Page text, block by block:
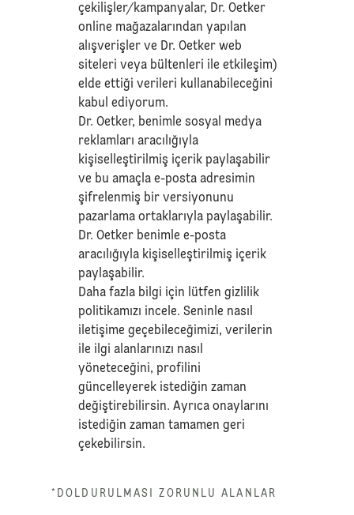
çekilişler/kampanyalar, Dr. Oetker
online mağazalarından yapılan
alışverişler ve Dr. Oetker web
siteleri veya bültenleri ile etkileşim)
elde ettiği verileri kullanabileceğini
kabul ediyorum.
Dr. Oetker, benimle sosyal medya
reklamları aracılığıyla
kişiselleştirilmiş içerik paylaşabilir
ve bu amaçla e-posta adresimin
şifrelenmiş bir versiyonunu
pazarlama ortaklarıyla paylaşabilir.
Dr. Oetker benimle e-posta
aracılığıyla kişiselleştirilmiş içerik
paylaşabilir.
Daha fazla bilgi için lütfengizlilik
politikamızı incele. Seninle nasıl
iletişime geçebileceğimizi, verilerin
ile ilgi alanlarınızı nasıl
yöneteceğini, profilini
güncelleyerek istediğin zaman
değiştirebilirsin. Ayrıca onaylarını
istediğin zaman tamamen geri
çekebilirsin.
*DOLDURULMASI ZORUNLU ALANLAR